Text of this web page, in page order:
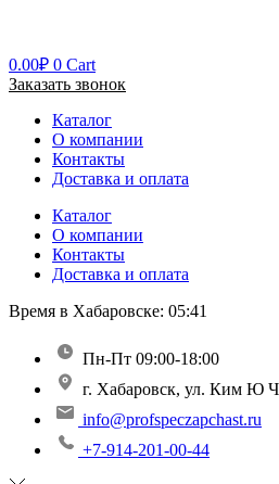
0.00₽ 0 Cart
Заказать звонок
Каталог
О компании
Контакты
Доставка и оплата
Каталог
О компании
Контакты
Доставка и оплата
Время в Хабаровске: 05:41
Пн-Пт 09:00-18:00
г. Хабаровск, ул. Ким Ю
info@profspeczapchast.ru
+7-914-201-00-44